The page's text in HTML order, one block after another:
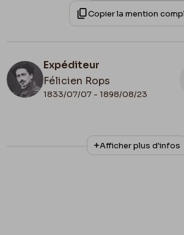
Copier la mention
Expéditeur
Félicien Rops
1833/07/07 - 1898/08/23
N° d'inventaire
III/215/6/34 Afficher plus d'infos